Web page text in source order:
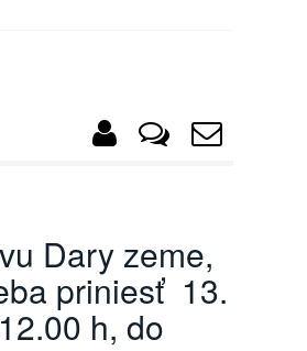
Dary zeme,
priniesť 13.
h, do